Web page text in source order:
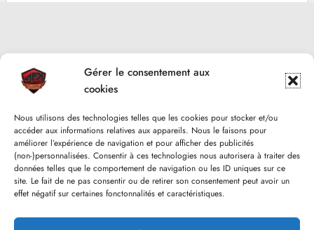
Gérer le consentement aux
cookies
Nous utilisons des technologies telles que les cookies pour stocker et/ou
accéder aux informations relatives aux appareils. Nous le faisons pour
améliorer l’expérience de navigation et pour afficher des publicités
(non-)personnalisées. Consentir à ces technologies nous autorisera à traiter des
données telles que le comportement de navigation ou les ID uniques sur ce
site. Le fait de ne pas consentir ou de retirer son consentement peut avoir un
effet négatif sur certaines fonctonnalités et caractéristiques.